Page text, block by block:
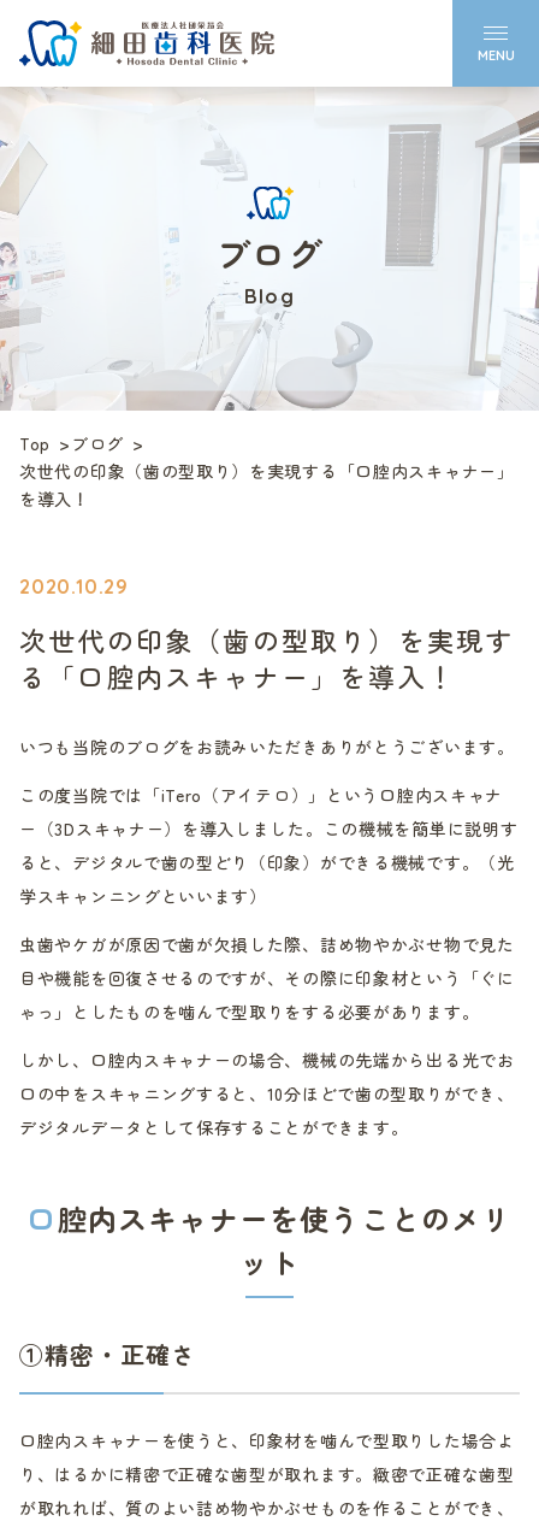
ブログ
Blog
Top
ブログ
次世代の印象（歯の型取り）を実現する「口腔内スキャナー」
を導入！
2020.10.29
次世代の印象（歯の型取り）を実現す
る「口腔内スキャナー」を導入！
いつも当院のブログをお読みいただきありがとうございます。
この度当院では「iTero（アイテロ）」という口腔内スキャナ
ー（3Dスキャナー）を導入しました。この機械を簡単に説明す
ると、デジタルで歯の型どり（印象）ができる機械です。（光
学スキャンニングといいます）
虫歯やケガが原因で歯が欠損した際、詰め物やかぶせ物で見た
目や機能を回復させるのですが、その際に印象材という「ぐに
ゃっ」としたものを噛んで型取りをする必要があります。
しかし、口腔内スキャナーの場合、機械の先端から出る光でお
口の中をスキャニングすると、10分ほどで歯の型取りができ、
デジタルデータとして保存することができます。
口腔内スキャナーを使うことのメリ
ット
①精密・正確さ
口腔内スキャナーを使うと、印象材を噛んで型取りした場合よ
り、はるかに精密で正確な歯型が取れます。緻密で正確な歯型
が取れれば、質のよい詰め物やかぶせものを作ることができ、